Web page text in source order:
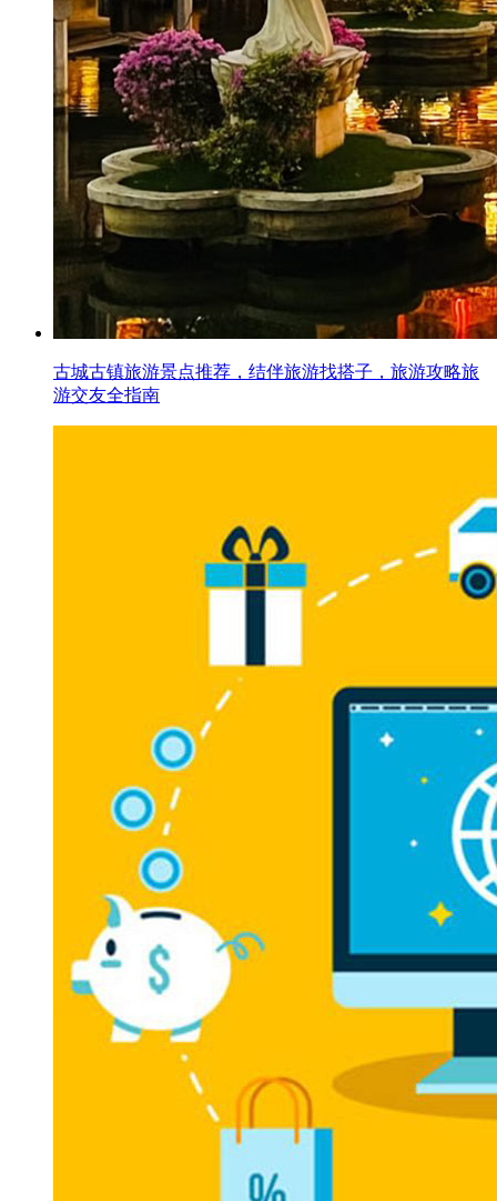
古城古镇旅游景点推荐，结伴旅游找搭子，旅游攻略旅
游交友全指南